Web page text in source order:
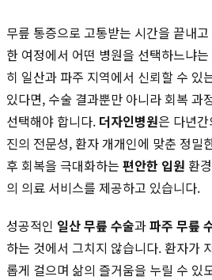
무릎 통증으로 고통받는 시간을 끝내
한 여정에서 어떤 병원을 선택하느냐
히 일산과 파주 지역에서 신뢰할 수 있
있다면, 수술 결과뿐만 아니라 회복 과
선택해야 합니다. 더자인병원은 다년
진의 전문성, 환자 개개인에 맞춘 정밀
후 회복을 극대화하는 편안한 입원 환
의 의료 서비스를 제공하고 있습니다.
성공적인 일산 무릎 수술과파주 무릎
하는 것에서 그치지 않습니다. 환자가
롭게 걸으며 삶의 즐거움을 누릴 수 있